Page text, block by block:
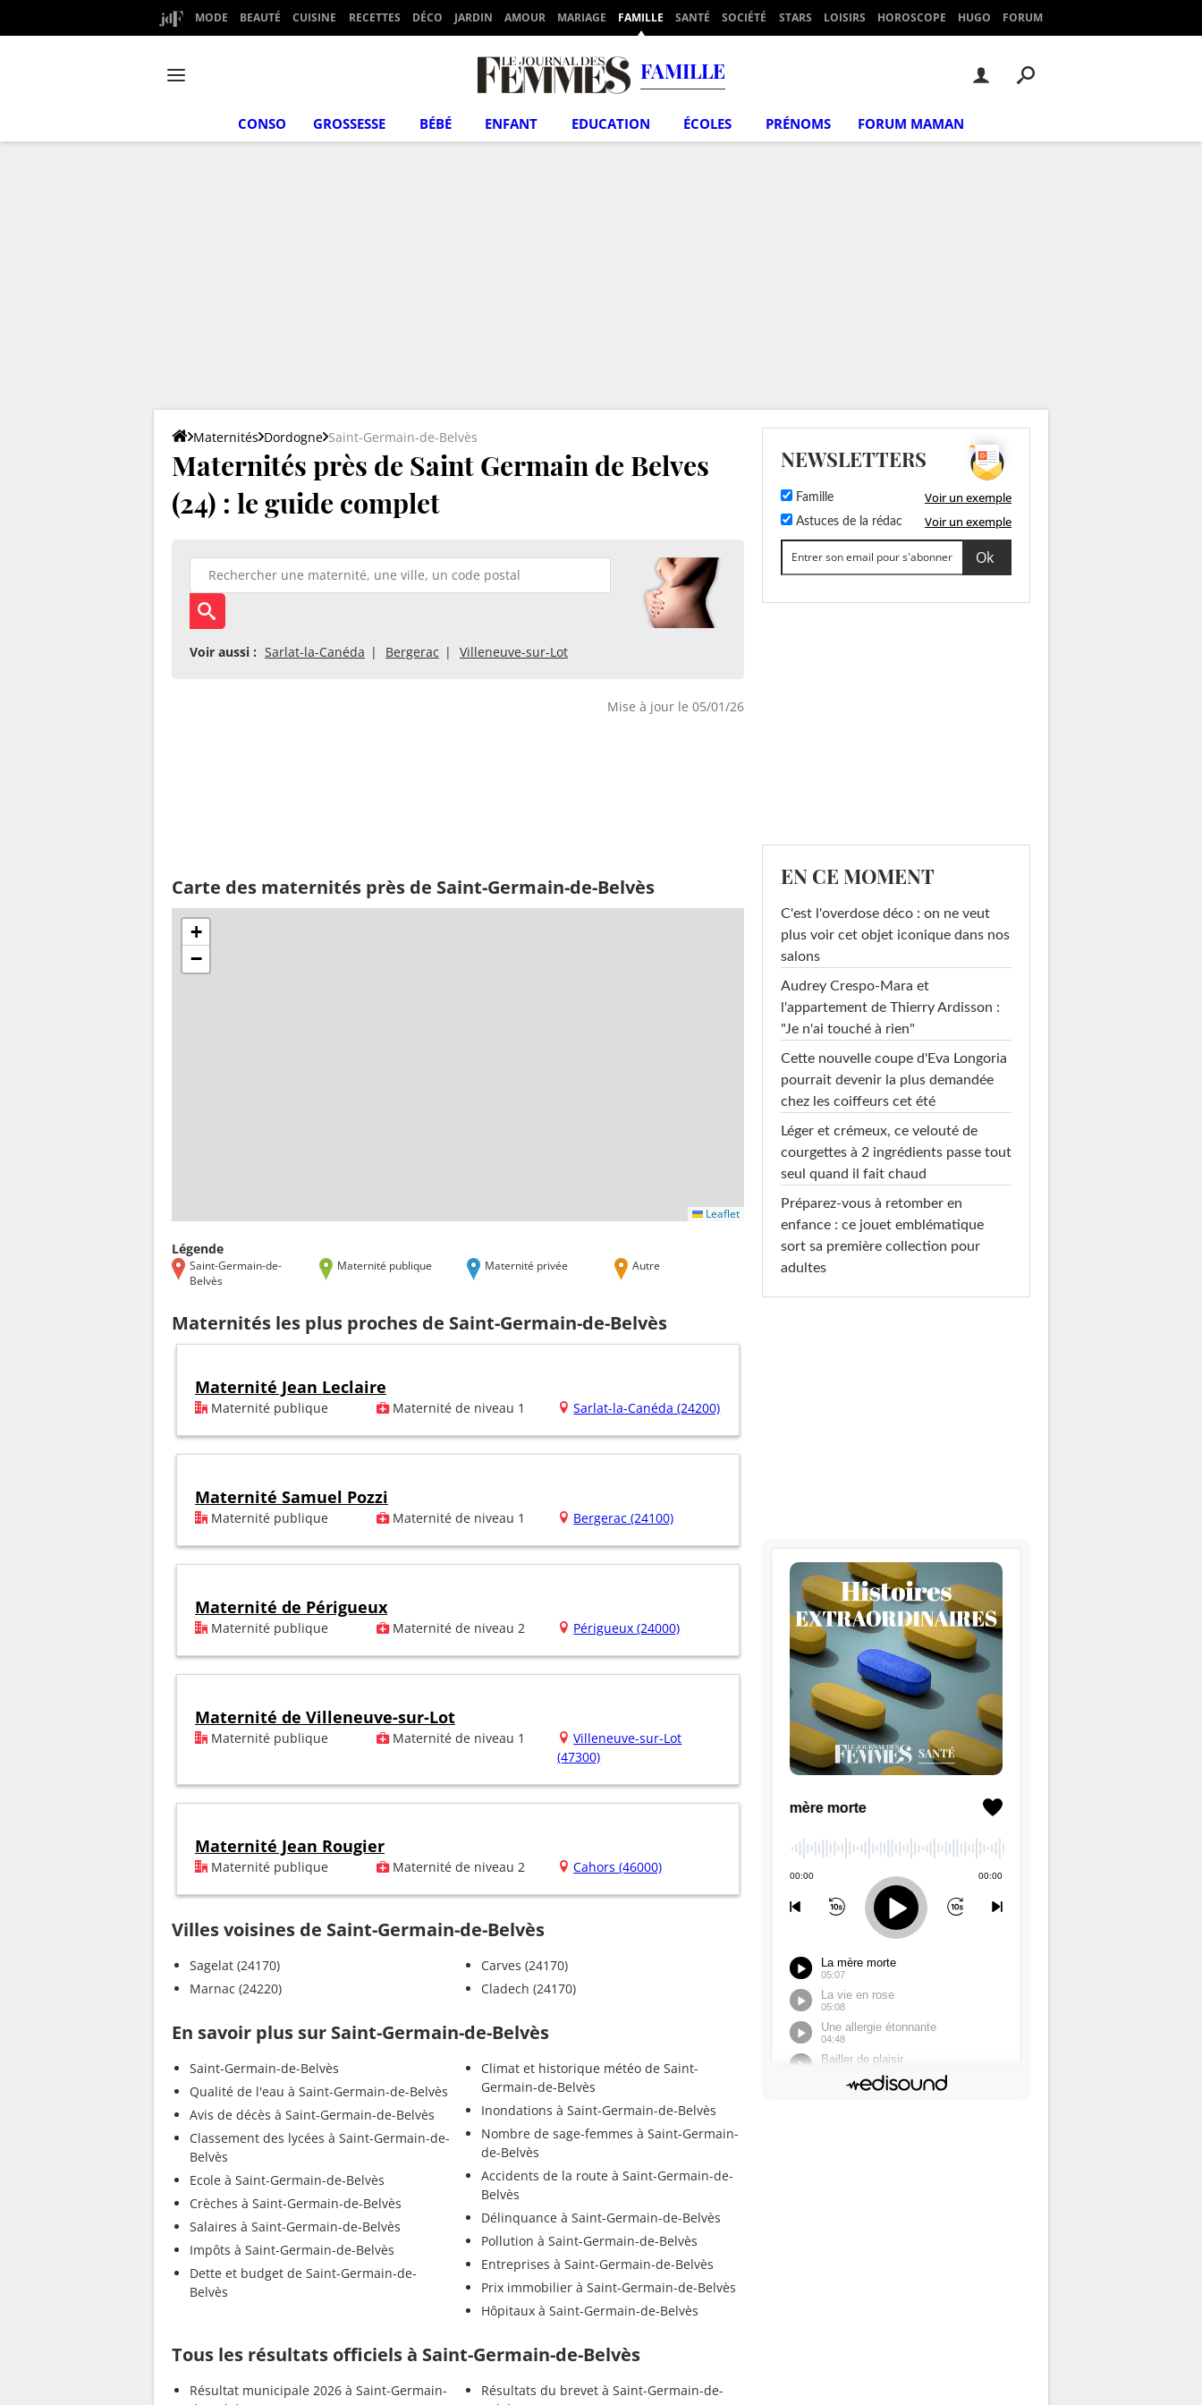
MODE BEAUTÉ CUISINE RECETTES DÉCO JARDIN AMOUR MARIAGE FAMILLE SANTÉ SOCIÉTÉ STARS LOISIRS HOROSCOPE HUGO FORUM
FAMILLE
CONSO GROSSESSE BÉBÉ ENFANT EDUCATION ÉCOLES PRÉNOMS FORUM MAMAN
Maternités Dordogne Saint-Germain-de-Belvès
Maternités près de Saint Germain de Belves
(24) : le guide complet
Voir aussi : Sarlat-la-Canéda Bergerac Villeneuve-sur-Lot
Mise à jour le 05/01/26
Carte des maternités près de Saint-Germain-de-Belvès
+
−
Leaflet
Légende
Saint-Germain-de-
Belvès
Maternité publique Maternité privée Autre
Maternités les plus proches de Saint-Germain-de-Belvès
Maternité Jean Leclaire
Maternité publique Maternité de niveau 1 Sarlat-la-Canéda (24200)
Maternité Samuel Pozzi
Maternité publique Maternité de niveau 1 Bergerac (24100)
Maternité de Périgueux
Maternité publique Maternité de niveau 2 Périgueux (24000)
Maternité de Villeneuve-sur-Lot
Maternité publique Maternité de niveau 1
Villeneuve-sur-Lot
(47300)
Maternité Jean Rougier
Maternité publique Maternité de niveau 2 Cahors (46000)
Villes voisines de Saint-Germain-de-Belvès
Sagelat (24170)
Marnac (24220)
Carves (24170)
Cladech (24170)
En savoir plus sur Saint-Germain-de-Belvès
Saint-Germain-de-Belvès
Qualité de l'eau à Saint-Germain-de-Belvès
Avis de décès à Saint-Germain-de-Belvès
Classement des lycées à Saint-Germain-de-
Belvès
Ecole à Saint-Germain-de-Belvès
Crèches à Saint-Germain-de-Belvès
Salaires à Saint-Germain-de-Belvès
Impôts à Saint-Germain-de-Belvès
Dette et budget de Saint-Germain-de-
Belvès
Climat et historique météo de Saint-
Germain-de-Belvès
Inondations à Saint-Germain-de-Belvès
Nombre de sage-femmes à Saint-Germain-
de-Belvès
Accidents de la route à Saint-Germain-de-
Belvès
Délinquance à Saint-Germain-de-Belvès
Pollution à Saint-Germain-de-Belvès
Entreprises à Saint-Germain-de-Belvès
Prix immobilier à Saint-Germain-de-Belvès
Hôpitaux à Saint-Germain-de-Belvès
Tous les résultats officiels à Saint-Germain-de-Belvès
Résultat municipale 2026 à Saint-Germain-
Résultats du brevet à Saint-Germain-de-
NEWSLETTERS
Famille Voir un exemple
Astuces de la rédac Voir un exemple
EN CE MOMENT
C'est l'overdose déco : on ne veut
plus voir cet objet iconique dans nos
salons
Audrey Crespo-Mara et
l'appartement de Thierry Ardisson :
"Je n'ai touché à rien"
Cette nouvelle coupe d'Eva Longoria
pourrait devenir la plus demandée
chez les coiffeurs cet été
Léger et crémeux, ce velouté de
courgettes à 2 ingrédients passe tout
seul quand il fait chaud
Préparez-vous à retomber en
enfance : ce jouet emblématique
sort sa première collection pour
adultes